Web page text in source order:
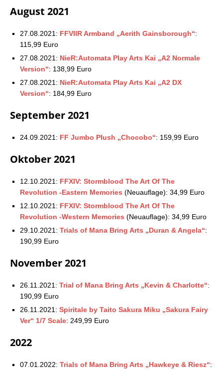
August 2021
27.08.2021: FFVIIR Armband „Aerith Gainsborough“:
115,99 Euro
27.08.2021: NieR:Automata Play Arts Kai „A2 Normale
Version“: 138,99 Euro
27.08.2021: NieR:Automata Play Arts Kai „A2 DX
Version“: 184,99 Euro
September 2021
24.09.2021: FF Jumbo Plush „Chocobo“: 159,99 Euro
Oktober 2021
12.10.2021: FFXIV: Stormblood The Art Of The
Revolution -Eastern Memories (Neuauflage): 34,99 Euro
12.10.2021: FFXIV: Stormblood The Art Of The
Revolution -Western Memories (Neuauflage): 34,99 Euro
29.10.2021: Trials of Mana Bring Arts „Duran & Angela“:
190,99 Euro
November 2021
26.11.2021: Trial of Mana Bring Arts „Kevin & Charlotte“:
190,99 Euro
26.11.2021: Spiritale by Taito Sakura Miku „Sakura Fairy
Ver“ 1/7 Scale: 249,99 Euro
2022
07.01.2022: Trials of Mana Bring Arts „Hawkeye & Riesz“: